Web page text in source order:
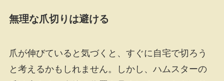
無理な爪切りは避ける
爪が伸びていると気づくと、すぐに自宅で切ろう
と考えるかもしれません。しかし、ハムスターの